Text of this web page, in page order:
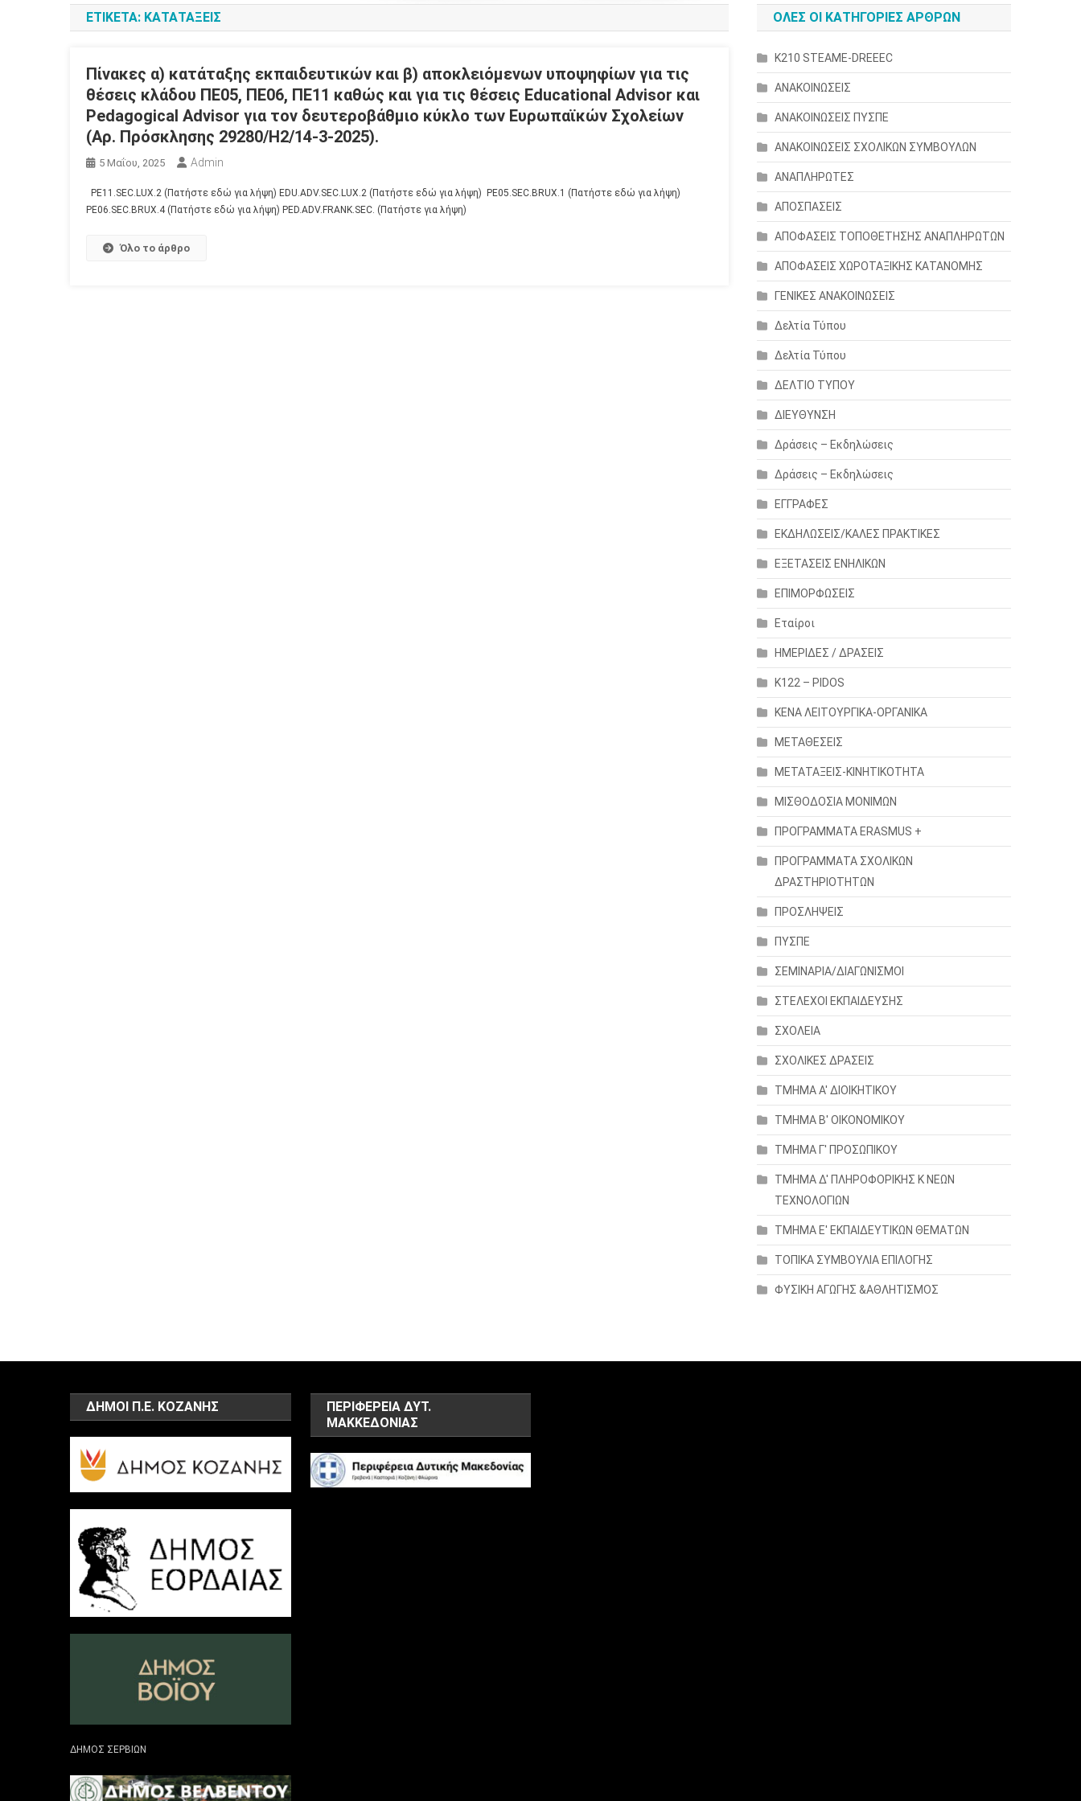
ΕΤΙΚΈΤΑ: ΚΑΤΑΤΑΞΕΙΣ
Πίνακες α) κατάταξης εκπαιδευτικών και β) αποκλειόμενων υποψηφίων για τις
θέσεις κλάδου ΠΕ05, ΠΕ06, ΠΕ11 καθώς και για τις θέσεις Educational Advisor και
Pedagogical Advisor για τον δευτεροβάθμιο κύκλο των Ευρωπαϊκών Σχολείων
(Αρ. Πρόσκλησης 29280/Η2/14-3-2025).
5 Μαΐου, 2025 Admin
PE11.SEC.LUX.2 (Πατήστε εδώ για λήψη) EDU.ADV.SEC.LUX.2 (Πατήστε εδώ για λήψη) PE05.SEC.BRUX.1 (Πατήστε εδώ για λήψη)
PE06.SEC.BRUX.4 (Πατήστε εδώ για λήψη) PED.ADV.FRANK.SEC. (Πατήστε για λήψη)
Όλο το άρθρο
ΟΛΕΣ ΟΙ ΚΑΤΗΓΟΡΙΕΣ ΑΡΘΡΩΝ
K210 STEAME-DREEEC
ΑΝΑΚΟΙΝΩΣΕΙΣ
ΑΝΑΚΟΙΝΩΣΕΙΣ ΠΥΣΠΕ
ΑΝΑΚΟΙΝΩΣΕΙΣ ΣΧΟΛΙΚΩΝ ΣΥΜΒΟΥΛΩΝ
ΑΝΑΠΛΗΡΩΤΕΣ
ΑΠΟΣΠΑΣΕΙΣ
ΑΠΟΦΑΣΕΙΣ ΤΟΠΟΘΕΤΗΣΗΣ ΑΝΑΠΛΗΡΩΤΩΝ
ΑΠΟΦΑΣΕΙΣ ΧΩΡΟΤΑΞΙΚΗΣ ΚΑΤΑΝΟΜΗΣ
ΓΕΝΙΚΕΣ ΑΝΑΚΟΙΝΩΣΕΙΣ
Δελτία Τύπου
Δελτία Τύπου
ΔΕΛΤΙΟ ΤΥΠΟΥ
ΔΙΕΥΘΥΝΣΗ
Δράσεις – Εκδηλώσεις
Δράσεις – Εκδηλώσεις
ΕΓΓΡΑΦΕΣ
ΕΚΔΗΛΩΣΕΙΣ/ΚΑΛΕΣ ΠΡΑΚΤΙΚΕΣ
ΕΞΕΤΑΣΕΙΣ ΕΝΗΛΙΚΩΝ
ΕΠΙΜΟΡΦΩΣΕΙΣ
Εταίροι
ΗΜΕΡΙΔΕΣ / ΔΡΑΣΕΙΣ
Κ122 – PIDOS
ΚΕΝΑ ΛΕΙΤΟΥΡΓΙΚΑ-ΟΡΓΑΝΙΚΑ
ΜΕΤΑΘΕΣΕΙΣ
ΜΕΤΑΤΑΞΕΙΣ-ΚΙΝΗΤΙΚΟΤΗΤΑ
ΜΙΣΘΟΔΟΣΙΑ ΜΟΝΙΜΩΝ
ΠΡΟΓΡΑΜΜΑΤΑ ERASMUS +
ΠΡΟΓΡΑΜΜΑΤΑ ΣΧΟΛΙΚΩΝ
ΔΡΑΣΤΗΡΙΟΤΗΤΩΝ
ΠΡΟΣΛΗΨΕΙΣ
ΠΥΣΠΕ
ΣΕΜΙΝΑΡΙΑ/ΔΙΑΓΩΝΙΣΜΟΙ
ΣΤΕΛΕΧΟΙ ΕΚΠΑΙΔΕΥΣΗΣ
ΣΧΟΛΕΙΑ
ΣΧΟΛΙΚΕΣ ΔΡΑΣΕΙΣ
ΤΜΗΜΑ Α' ΔΙΟΙΚΗΤΙΚΟΥ
ΤΜΗΜΑ Β' ΟΙΚΟΝΟΜΙΚΟΥ
ΤΜΗΜΑ Γ' ΠΡΟΣΩΠΙΚΟΥ
ΤΜΗΜΑ Δ' ΠΛΗΡΟΦΟΡΙΚΗΣ Κ ΝΕΩΝ
ΤΕΧΝΟΛΟΓΙΩΝ
ΤΜΗΜΑ Ε' ΕΚΠΑΙΔΕΥΤΙΚΩΝ ΘΕΜΑΤΩΝ
ΤΟΠΙΚΑ ΣΥΜΒΟΥΛΙΑ ΕΠΙΛΟΓΗΣ
ΦΥΣΙΚΗ ΑΓΩΓΗΣ &ΑΘΛΗΤΙΣΜΟΣ
ΔΗΜΟΙ Π.Ε. ΚΟΖΑΝΗΣ
ΔΗΜΟΣ ΣΕΡΒΙΩΝ
ΠΕΡΙΦΕΡΕΙΑ ΔΥΤ.
ΜΑΚΚΕΔΟΝΙΑΣ